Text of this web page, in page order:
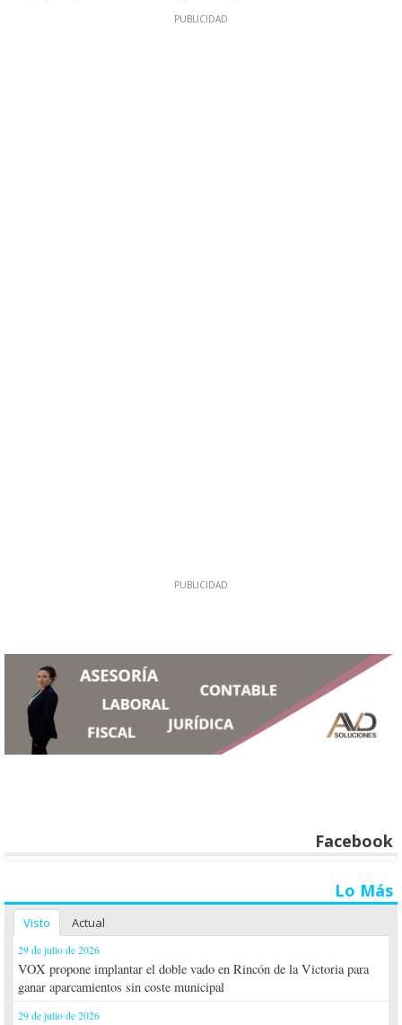
Facebook
Lo Más
Visto Actual
29 de julio de 2026
VOX propone implantar el doble vado en Rincón de la Victoria para
ganar aparcamientos sin coste municipal
29 de julio de 2026